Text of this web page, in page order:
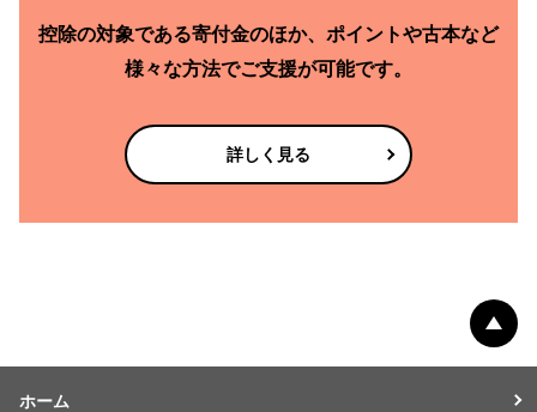
控除の対象である寄付金のほか、 ポイントや古本など
様々な方法でご支援が可能です。
詳しく見る
ペ
ホーム